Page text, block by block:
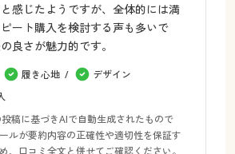
感じたようですが、全体的には満
ート購入を検討する声も多いで
良さが魅力的です。
履き心地
デザイン
稿に基づきAIで自動生成されたもので
ルが要約内容の正確性や適切性を保証す